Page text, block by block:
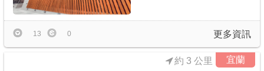
更多資訊
13 0
宜蘭
約 3 公里